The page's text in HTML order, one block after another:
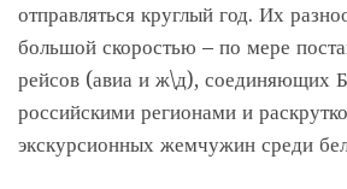
отправляться круглый год. Их
большой скоростью – по мере
рейсов (авиа и ж\д), соединяющих
российскими регионами и
экскурсионных жемчужин среди